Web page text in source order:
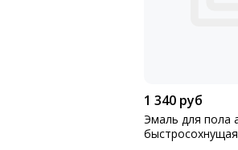
1 340 руб
Эмаль для пола